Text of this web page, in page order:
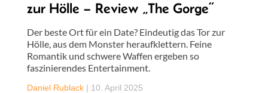
zur Hölle – Review „The Gorge“
Der beste Ort für ein Date? Eindeutig das Tor zur
Hölle, aus dem Monster heraufklettern. Feine
Romantik und schwere Waffen ergeben so
faszinierendes Entertainment.
Daniel Rublack | 10. April 2025